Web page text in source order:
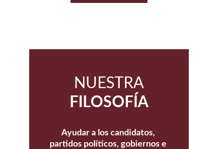
NUESTRA
FILOSOFÍA
Ayudar a los candidatos,
partidos políticos, gobiernos e